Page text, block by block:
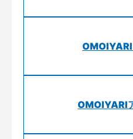
OMOIYARI